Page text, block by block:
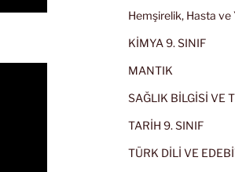
Hemşirelik, Hasta ve
KİMYA 9. SINIF
MANTIK
SAĞLIK BİLGİSİ VE
TARİH 9. SINIF
TÜRK DİLİ VE